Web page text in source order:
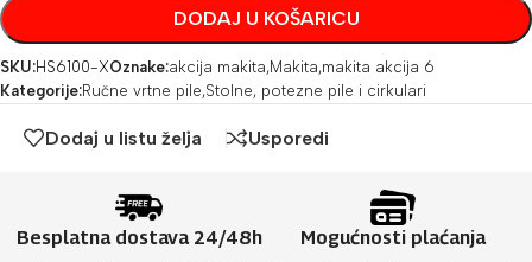
DODAJ U KOŠARICU
SKU:HS6100-XOznake:akcija makita,Makita,makita akcija 6
Kategorije:Ručne vrtne pile,Stolne, potezne pile i cirkulari
Dodaj u listu želja Usporedi
Besplatna dostava 24/48h Mogućnosti plaćanja